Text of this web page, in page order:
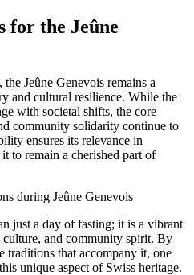
for the Jeûne
Jeûne Genevois remains a
and cultural resilience. While the
with societal shifts, the core
community solidarity continue to
ensures its relevance in
to remain a cherished part of
just a day of fasting; it is a vibrant
and community spirit. By
traditions that accompany it, one
unique aspect of Swiss heritage.